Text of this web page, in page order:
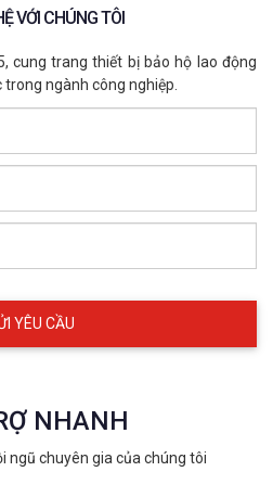
VỚI CHÚNG TÔI
cung trang thiết bị bảo hộ lao động
ngành công nghiệp.
NHANH
ngũ chuyên gia của chúng tôi